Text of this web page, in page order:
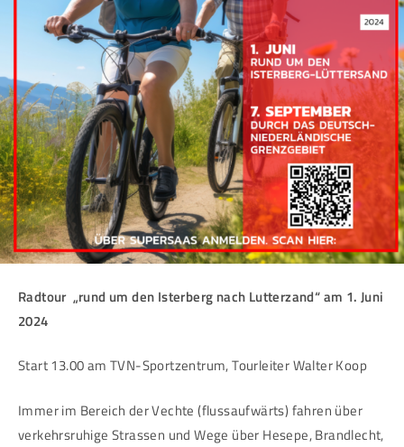
Radtour „rund um den Isterberg nach Lutterzand“ am 1. Juni
2024
Start 13.00 am TVN-Sportzentrum, Tourleiter Walter Koop
Immer im Bereich der Vechte (flussaufwärts) fahren über
verkehrsruhige Strassen und Wege über Hesepe, Brandlecht,